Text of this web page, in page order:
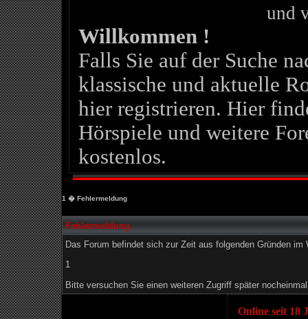
und
Willkommen !
Falls Sie auf der Suche
klassische und aktuelle
hier registrieren. Hier
Hörspiele und weitere
kostenlos.
1 � Fehlermeldung
Fehlermeldung
Das Forum befindet sich zur Zeit aus folgenden Gründen im
1
Bitte versuchen Sie einen weiteren Zugriff später
Online seit 18